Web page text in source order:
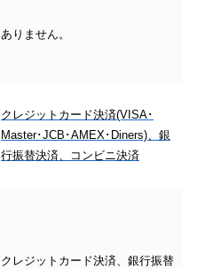
ありません。
クレジットカード決済(VISA･
Master･JCB･AMEX･Diners)、銀
行振替決済、コンビニ決済
クレジットカード決済、銀行振替